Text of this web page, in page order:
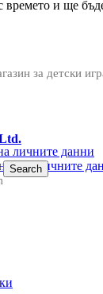
времето и ще
за детски
личните данни
на личните
Search